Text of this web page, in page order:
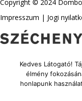
Copyright © 2024
Impresszum | Jogi
Kedves Látogató!
élmény
honlapunk